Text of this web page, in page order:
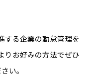
する企業の勤怠管理を
りお好みの方法でぜひ
い。